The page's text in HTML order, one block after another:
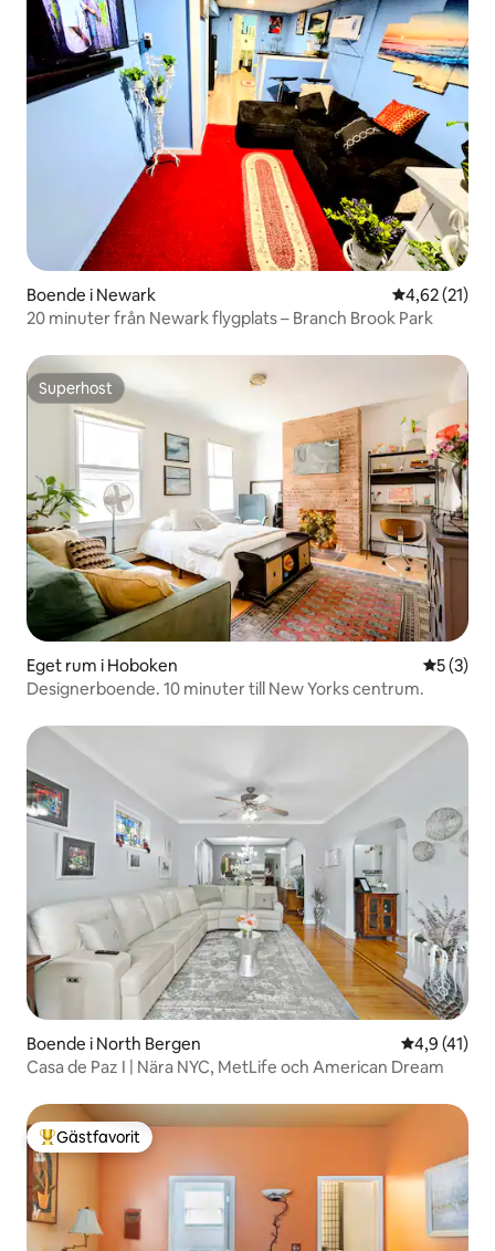
Boende i Newark 4,62 av 5 i
4,62 (21)
20 minuter från Newark flygplats – Branch Brook Park
Superhost
Superhost
Eget rum i Hoboken 5 av 5 i
5 (3)
Designerboende. 10 minuter till New Yorks centrum.
Boende i North Bergen 4,9 av 5 i
4,9 (41)
Casa de Paz I | Nära NYC, MetLife och American Dream
Populär gästfavorit
Gästfavorit